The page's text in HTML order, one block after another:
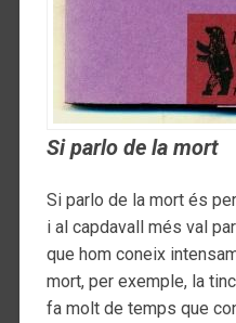
Si parlo de la mort
Si parlo de la mort és
i al capdavall més val
que hom coneix
mort, per exemple, la
fa molt de temps que